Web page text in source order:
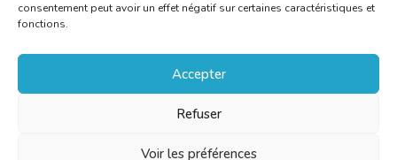
consentement peut avoir un effet négatif sur certaines caractéristiques et
fonctions.
Accepter
Refuser
Voir les préférences